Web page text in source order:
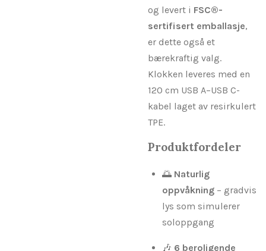
og levert i FSC®-
sertifisert emballasje,
er dette også et
bærekraftig valg.
Klokken leveres med en
120 cm USB A–USB C-
kabel laget av resirkulert
TPE.
Produktfordeler
🌅 Naturlig
oppvåkning – gradvis
lys som simulerer
soloppgang
🎶 6 beroligende